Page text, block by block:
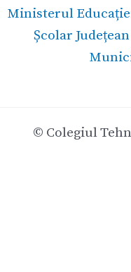
Ministerul
Școlar
© Colegiul